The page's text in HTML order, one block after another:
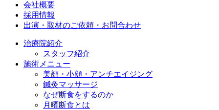
会社概要
採用情報
出演・取材のご依頼・お問合わせ
治療院紹介
スタッフ紹介
施術メニュー
美顔・小顔・アンチエイジング
鍼灸マッサージ
なぜ断食をするのか
月曜断食とは